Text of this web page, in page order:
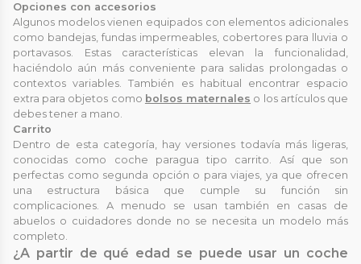
Opciones con accesorios
Algunos modelos vienen equipados con elementos adicionales
como bandejas, fundas impermeables, cobertores para lluvia o
portavasos. Estas características elevan la funcionalidad,
haciéndolo aún más conveniente para salidas prolongadas o
contextos variables. También es habitual encontrar espacio
extra para objetos como bolsos maternales o los artículos que
debes tener a mano.
Carrito
Dentro de esta categoría, hay versiones todavía más ligeras,
conocidas como coche paragua tipo carrito. Así que son
perfectas como segunda opción o para viajes, ya que ofrecen
una estructura básica que cumple su función sin
complicaciones. A menudo se usan también en casas de
abuelos o cuidadores donde no se necesita un modelo más
completo.
¿A partir de qué edad se puede usar un coche